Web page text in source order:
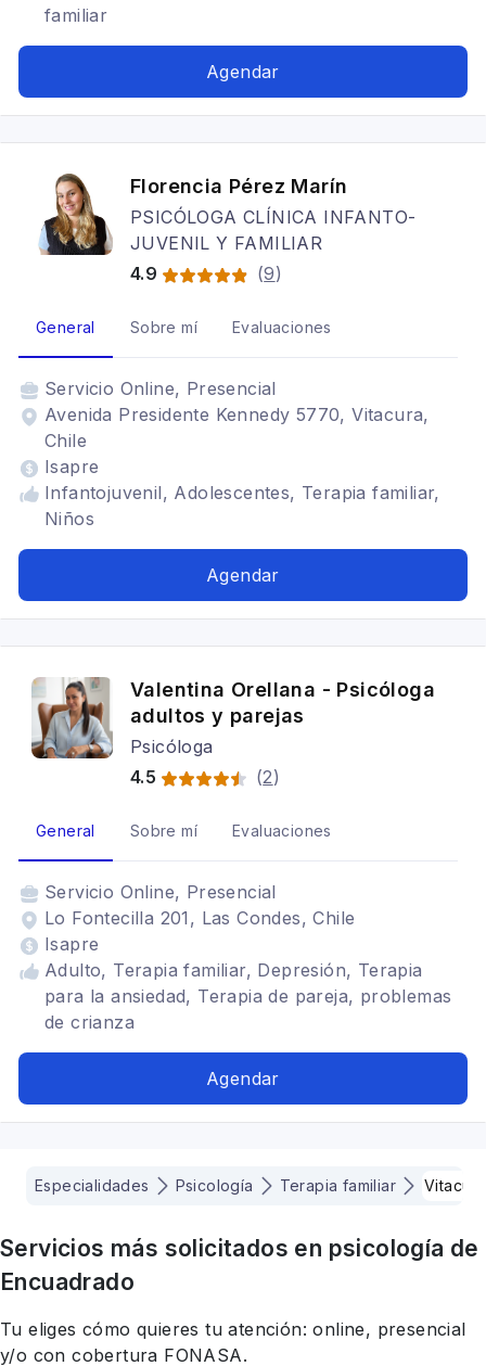
familiar
Agendar
Florencia Pérez Marín
PSICÓLOGA CLÍNICA INFANTO-
JUVENIL Y FAMILIAR
4.9
(9)
General Sobre mí Evaluaciones
Servicio Online, Presencial
Avenida Presidente Kennedy 5770, Vitacura,
Chile
Isapre
Infantojuvenil, Adolescentes, Terapia familiar,
Niños
Agendar
Valentina Orellana - Psicóloga
adultos y parejas
Psicóloga
4.5
(2)
General Sobre mí Evaluaciones
Servicio Online, Presencial
Lo Fontecilla 201, Las Condes, Chile
Isapre
Adulto, Terapia familiar, Depresión, Terapia
para la ansiedad, Terapia de pareja, problemas
de crianza
Agendar
Especialidades Psicología Terapia familiar Vitacura
Servicios más solicitados en psicología de
Encuadrado
Tu eliges cómo quieres tu atención: online, presencial
y/o con cobertura FONASA.